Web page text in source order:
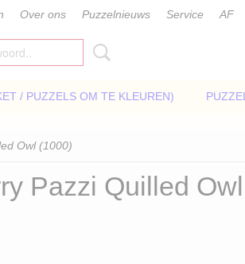
Over ons Puzzelnieuws Service AF
/ PUZZELS OM TE KLEUREN)
Owl (1000)
Pazzi Quilled Owl